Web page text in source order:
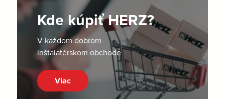
Kde kúpiť HERZ?
V každom dobrom
inštalatérskom obchode
Viac